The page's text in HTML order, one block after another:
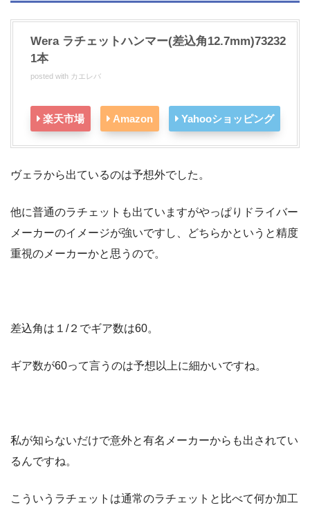
Wera ラチェットハンマー(差込角12.7mm)73232
1本
posted with カエレバ
楽天市場 Amazon Yahooショッピング
ヴェラから出ているのは予想外でした。
他に普通のラチェットも出ていますがやっぱりドライバー
メーカーのイメージが強いですし、どちらかというと精度
重視のメーカーかと思うので。
差込角は１/２でギア数は60。
ギア数が60って言うのは予想以上に細かいですね。
私が知らないだけで意外と有名メーカーからも出されてい
るんですね。
こういうラチェットは通常のラチェットと比べて何か加工